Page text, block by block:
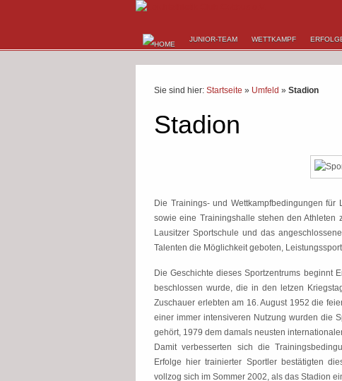
JUNIOR-TEAM WETTKAMPF
Sie sind hier: Startseite » Umfeld » Stadion
Stadion
Die Trainings- und Wettkampfbedingungen
sowie eine Trainingshalle stehen den Athleten
Lausitzer Sportschule und das
Talenten die Möglichkeit geboten,
Die Geschichte dieses Sportzentrums beginnt
beschlossen wurde, die in den letzen
Zuschauer erlebten am 16. August 1952 die
einer immer intensiveren Nutzung wurden die
gehört, 1979 dem damals neusten
Damit verbesserten sich die
Erfolge hier trainierter Sportler bestätigten
vollzog sich im Sommer 2002, als das Stadion